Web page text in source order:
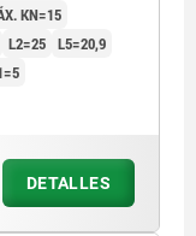
KN=15
L2=25 L5=20,9
DETALLES